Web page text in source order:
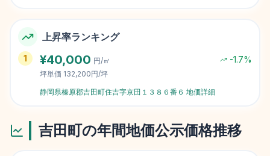
上昇率ランキング
1 ¥40,000 円/㎡ -1.7%
坪単価 132,200円/坪
静岡県榛原郡吉田町住吉字京田１３８６番６ 地価詳細
吉田町の年間地価公示価格推移